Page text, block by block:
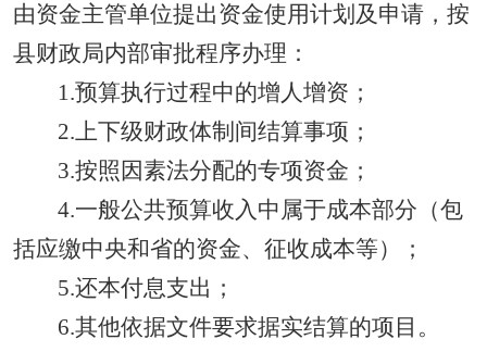
由资金主管单位提出资金使用计划及申请，按
县财政局内部审批程序办理：
1.预算执行过程中的增人增资；
2.上下级财政体制间结算事项；
3.按照因素法分配的专项资金；
4.一般公共预算收入中属于成本部分（包
括应缴中央和省的资金、征收成本等）；
5.还本付息支出；
6.其他依据文件要求据实结算的项目。